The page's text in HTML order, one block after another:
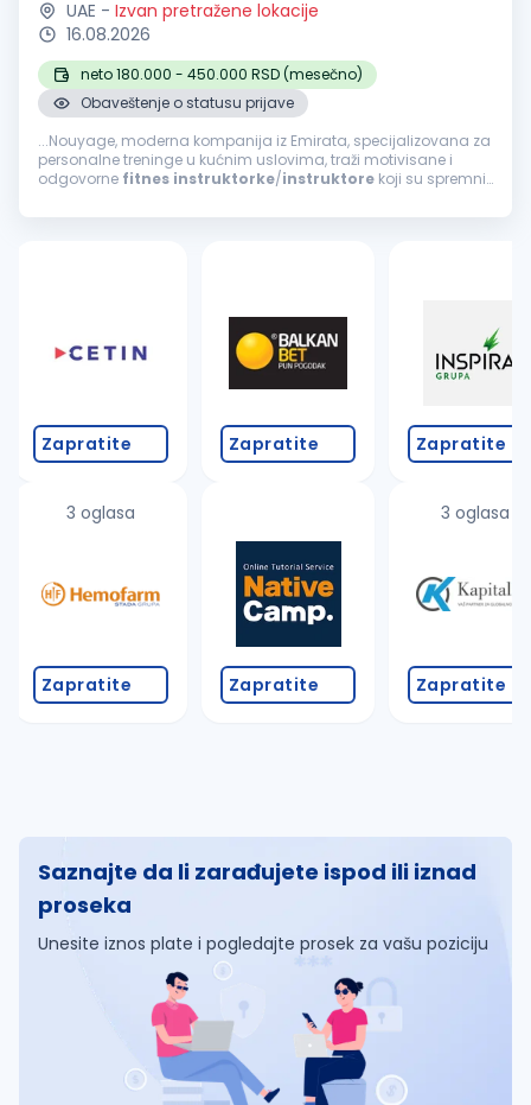
UAE - Izvan pretražene lokacije
16.08.2026
neto 180.000 - 450.000 RSD (mesečno)
Obaveštenje o statusu prijave
...Nouyage, moderna kompanija iz Emirata, specijalizovana za
personalne treninge u kućnim uslovima, traži motivisane i
odgovorne fitnes instruktorke/instruktore koji su spremni
Zapratite
3 oglasa
Zapratite
Zapratite
Zapratite
Zapratite
3 oglasa
Zapratite
Saznajte da li zarađujete ispod ili iznad
proseka
Unesite iznos plate i pogledajte prosek za vašu poziciju